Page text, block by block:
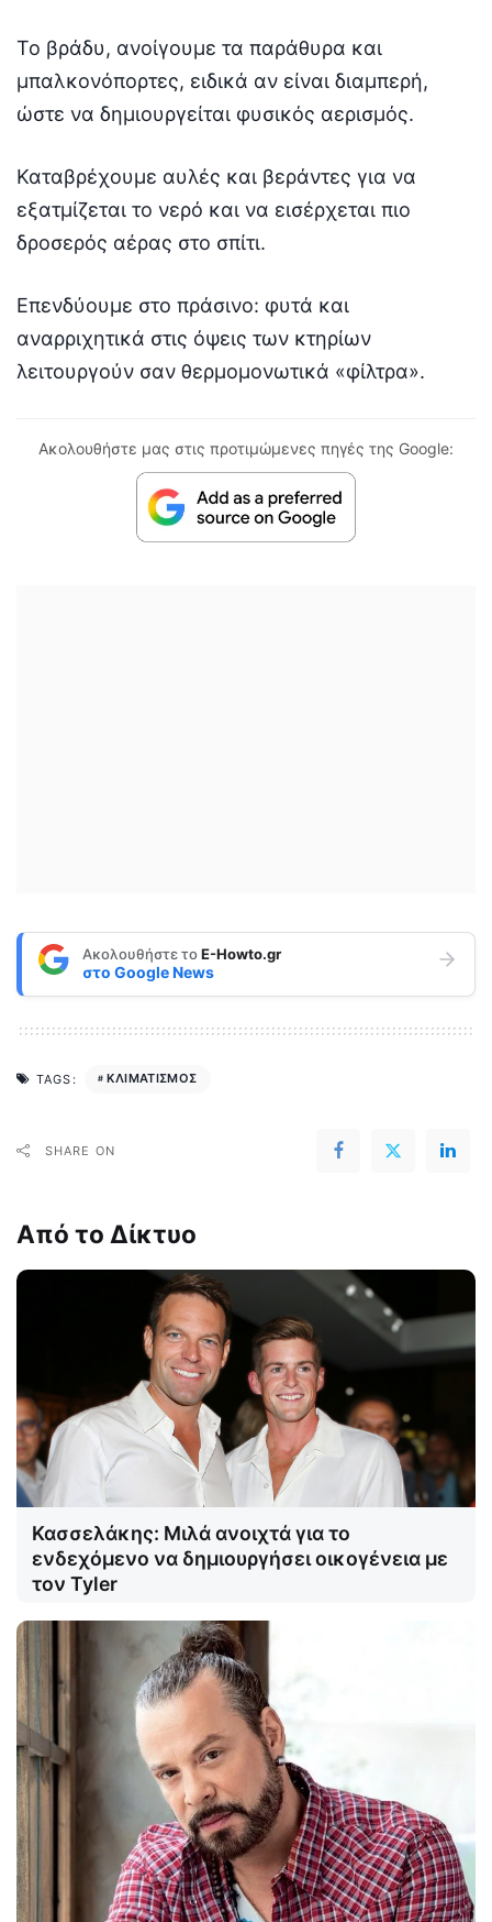
Το βράδυ, ανοίγουμε τα παράθυρα και
μπαλκονόπορτες, ειδικά αν είναι διαμπερή,
ώστε να δημιουργείται φυσικός αερισμός.
Καταβρέχουμε αυλές και βεράντες για να
εξατμίζεται το νερό και να εισέρχεται πιο
δροσερός αέρας στο σπίτι.
Επενδύουμε στο πράσινο: φυτά και
αναρριχητικά στις όψεις των κτηρίων
λειτουργούν σαν θερμομονωτικά «φίλτρα».
Ακολουθήστε μας στις προτιμώμενες πηγές της Google:
Ακολουθήστε τοE-Howto.gr
στο Google News
TAGS: ΚΛΙΜΑΤΙΣΜΟΣ
SHARE ON
Από το Δίκτυο
Κασσελάκης: Μιλά ανοιχτά για το
ενδεχόμενο να δημιουργήσει οικογένεια με
τον Tyler